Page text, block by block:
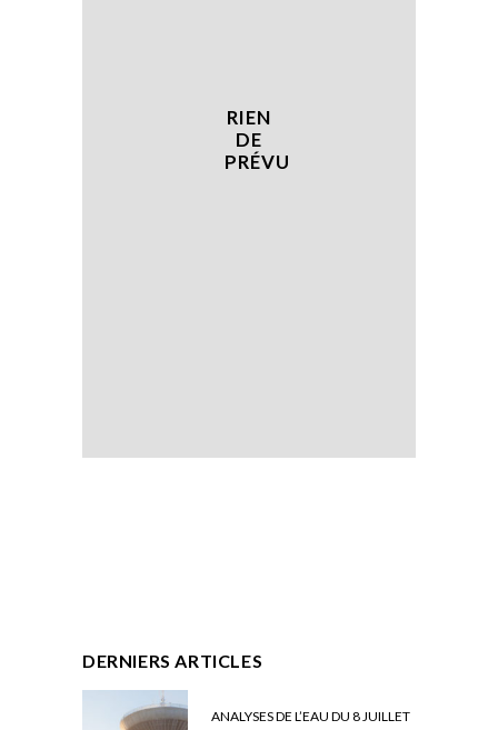
RIEN
DE
PRÉVU
DERNIERS ARTICLES
ANALYSES DE L’EAU DU 8 JUILLET